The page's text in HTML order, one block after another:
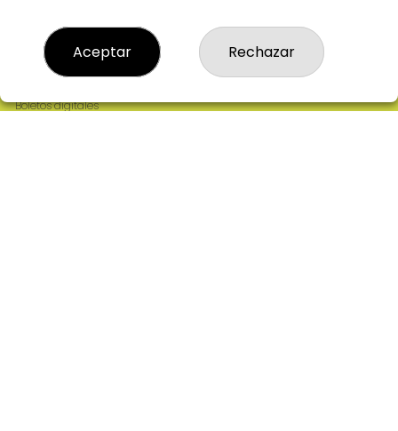
Resultados
Contacto
Empresas
Boletos digitales
Aceptar Rechazar